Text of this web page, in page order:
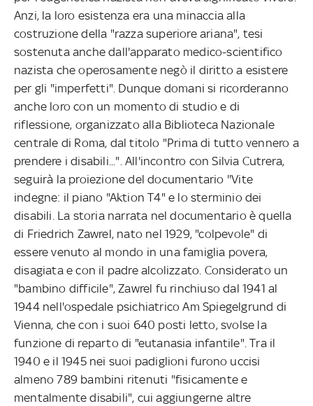
Anzi, la loro esistenza era una minaccia alla
costruzione della "razza superiore ariana", tesi
sostenuta anche dall'apparato medico-scientifico
nazista che operosamente negò il diritto a esistere
per gli "imperfetti". Dunque domani si ricorderanno
anche loro con un momento di studio e di
riflessione, organizzato alla Biblioteca Nazionale
centrale di Roma, dal titolo "Prima di tutto vennero a
prendere i disabili...". All'incontro con Silvia Cutrera,
seguirà la proiezione del documentario ''Vite
indegne: il piano "Aktion T4" e lo sterminio dei
disabili. La storia narrata nel documentario è quella
di Friedrich Zawrel, nato nel 1929, "colpevole" di
essere venuto al mondo in una famiglia povera,
disagiata e con il padre alcolizzato. Considerato un
"bambino difficile", Zawrel fu rinchiuso dal 1941 al
1944 nell'ospedale psichiatrico Am Spiegelgrund di
Vienna, che con i suoi 640 posti letto, svolse la
funzione di reparto di "eutanasia infantile". Tra il
1940 e il 1945 nei suoi padiglioni furono uccisi
almeno 789 bambini ritenuti "fisicamente e
mentalmente disabili", cui aggiungerne altre